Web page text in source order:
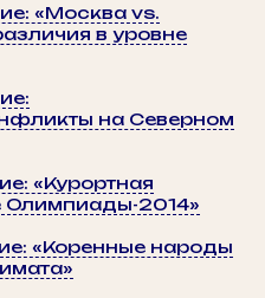
«Москва vs.
в уровне
на Северном
«Курортная
Олимпиады-2014»
«Коренные народы